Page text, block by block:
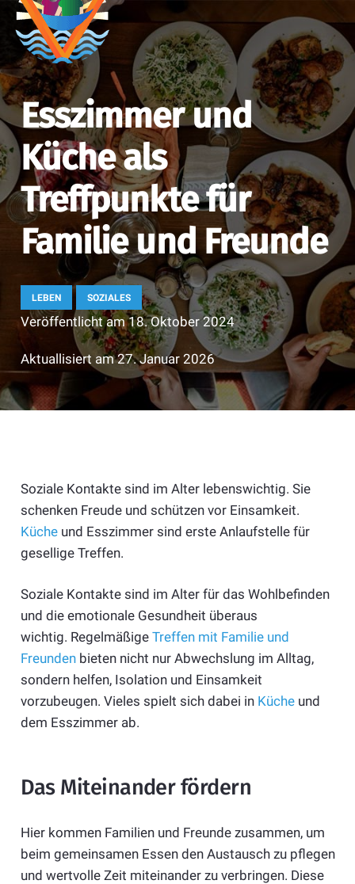
Esszimmer und
Küche als
Treffpunkte für
Familie und Freunde
LEBEN SOZIALES
Veröffentlicht am18. Oktober 2024
Aktuallisiert am27. Januar 2026
Soziale Kontakte sind im Alter lebenswichtig. Sie
schenken Freude und schützen vor Einsamkeit.
Kücheund Esszimmer sind erste Anlaufstelle für
gesellige Treffen.
Soziale Kontakte sind im Alter für das Wohlbefinden
und die emotionale Gesundheit überaus
wichtig. Regelmäßige Treffen mit Familie und
Freundenbieten nicht nur Abwechslung im Alltag,
sondern helfen, Isolation und Einsamkeit
vorzubeugen. Vieles spielt sich dabei in Kücheund
dem Esszimmer ab.
Das Miteinander fördern
Hier kommen Familien und Freunde zusammen, um
beim gemeinsamen Essen den Austausch zu pflegen
und wertvolle Zeit miteinander zu verbringen. Diese